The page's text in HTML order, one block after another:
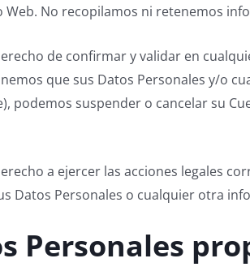
Web. No recopilamos ni retenemos
de confirmar y validar en
que sus Datos Personales y/o
podemos suspender o cancelar su
a ejercer las acciones legales
Datos Personales o cualquier otra
Personales